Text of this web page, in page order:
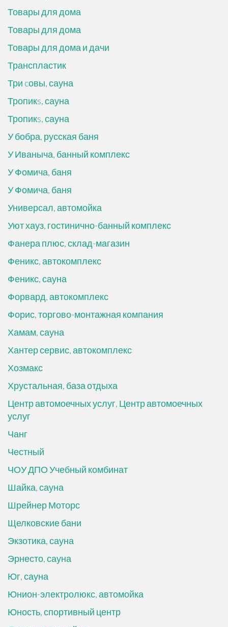
Товары для дома
Товары для дома
Товары для дома и дачи
Транспластик
Три cовы, сауна
Тропикs, сауна
Тропикs, сауна
У бобра, русская баня
У Иваныча, банный комплекс
У Фомича, баня
У Фомича, баня
Универсал, автомойка
Уют хауз, гостинично-банный комплекс
Фанера плюс, склад-магазин
Феникс, автокомплекс
Феникс, сауна
Форвард, автокомплекс
Форис, торгово-монтажная компания
Хамам, сауна
Хантер сервис, автокомплекс
Хозмакс
Хрустальная, база отдыха
Центр автомоечных услуг, Центр автомоечных
услуг
Чанг
Честный
ЧОУ ДПО Учебный комбинат
Шайка, сауна
Шрейнер Моторс
Щелковские бани
Экзотика, сауна
Эрнесто, сауна
Юг, сауна
Юнион-электролюкс, автомойка
Юность, спортивный центр